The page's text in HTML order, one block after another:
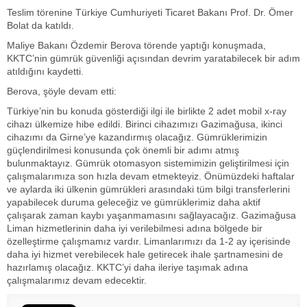
Teslim törenine Türkiye Cumhuriyeti Ticaret Bakanı Prof. Dr. Ömer
Bolat da katıldı.
Maliye Bakanı Özdemir Berova törende yaptığı konuşmada,
KKTC’nin gümrük güvenliği açısından devrim yaratabilecek bir adım
atıldığını kaydetti.
Berova, şöyle devam etti:
Türkiye’nin bu konuda gösterdiği ilgi ile birlikte 2 adet mobil x-ray
cihazı ülkemize hibe edildi. Birinci cihazımızı Gazimağusa, ikinci
cihazımı da Girne’ye kazandırmış olacağız. Gümrüklerimizin
güçlendirilmesi konusunda çok önemli bir adımı atmış
bulunmaktayız. Gümrük otomasyon sistemimizin geliştirilmesi için
çalışmalarımıza son hızla devam etmekteyiz. Önümüzdeki haftalar
ve aylarda iki ülkenin gümrükleri arasındaki tüm bilgi transferlerini
yapabilecek duruma geleceğiz ve gümrüklerimiz daha aktif
çalışarak zaman kaybı yaşanmamasını sağlayacağız. Gazimağusa
Liman hizmetlerinin daha iyi verilebilmesi adına bölgede bir
özelleştirme çalışmamız vardır. Limanlarımızı da 1-2 ay içerisinde
daha iyi hizmet verebilecek hale getirecek ihale şartnamesini de
hazırlamış olacağız. KKTC’yi daha ileriye taşımak adına
çalışmalarımız devam edecektir.